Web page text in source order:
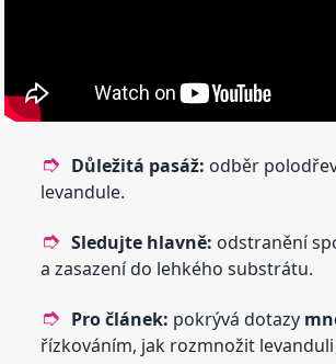
Důležitá pasáž: odběr
levandule.
Sledujte hlavně: odstranění
a zasazení do lehkého substrátu.
Pro článek: pokrývá dotazy
řízkováním, jak rozmnožit